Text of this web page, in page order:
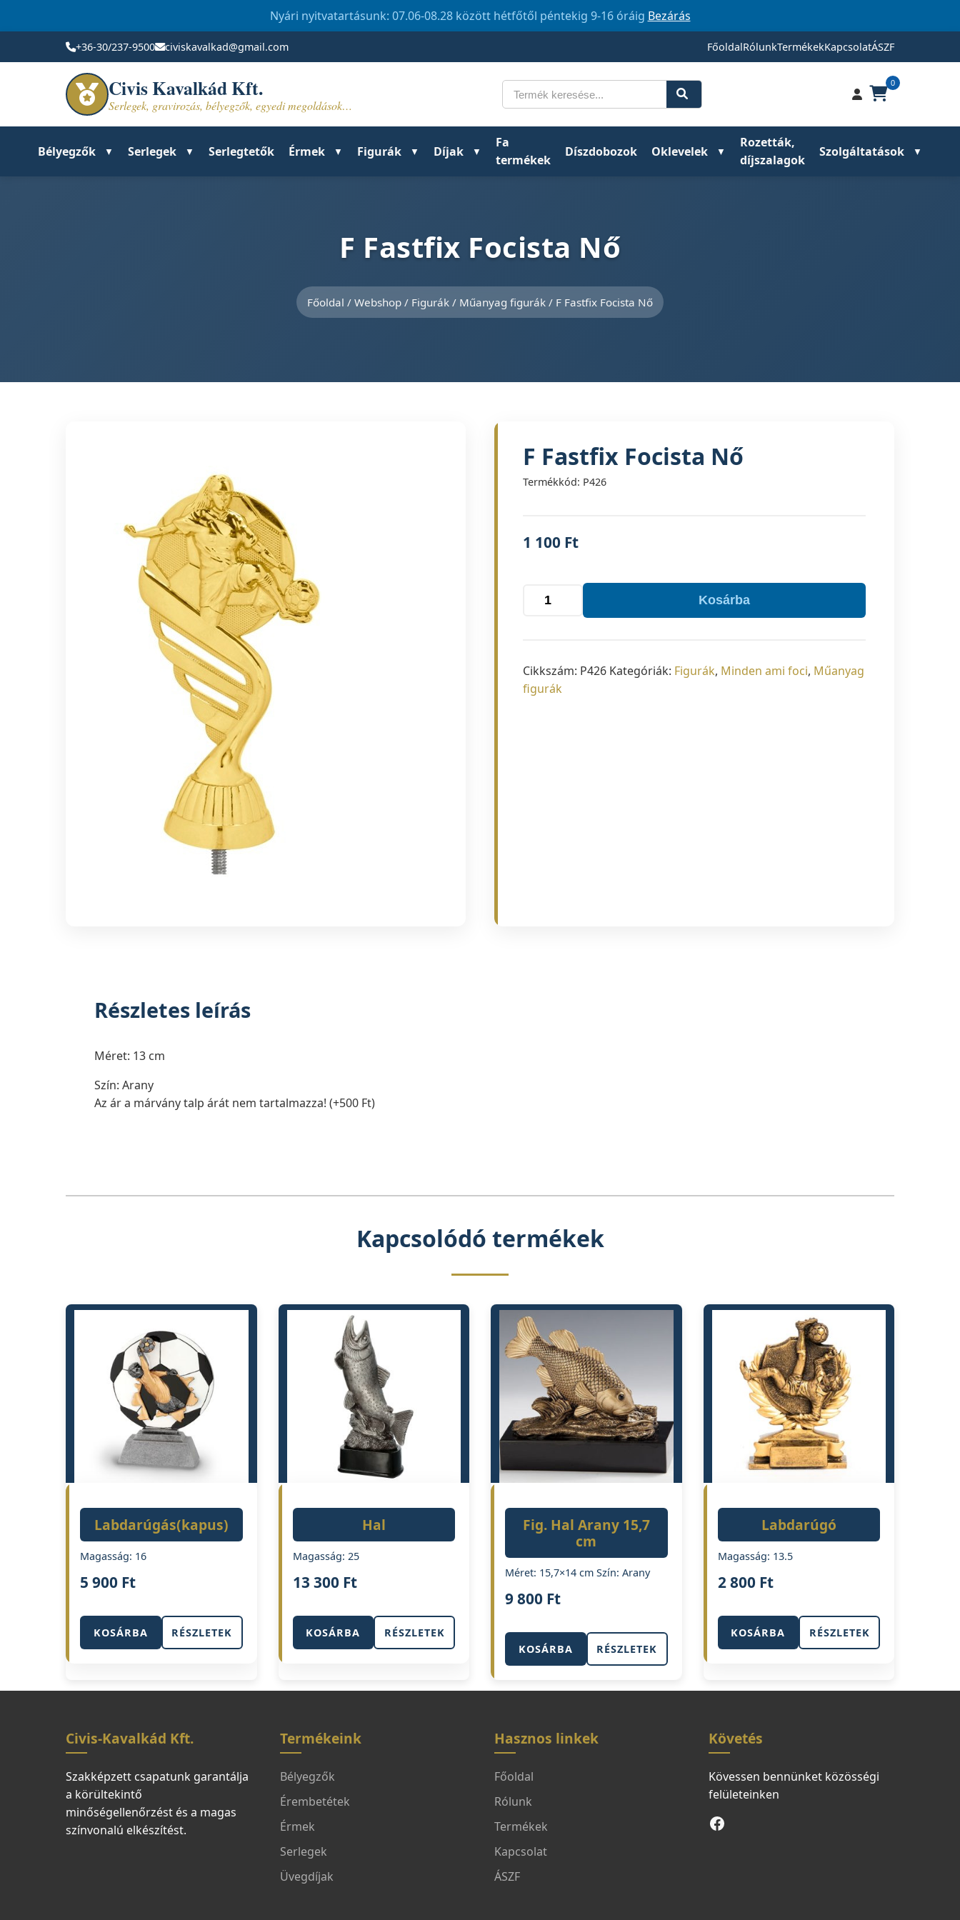
Nyári nyitvatartásunk: 07.06-08.28 között hétfőtől péntekig 9-16 óráig Bezárás
+36-30/237-9500 civiskavalkad@gmail.com FőoldalRólunkTermékekKapcsolatÁSZF
Civis Kavalkád Kft.
Serlegek, gravirozás, bélyegzők, egyedi megoldások…
Keresés 0
Bélyegzők Serlegek Serlegtetők Érmek Figurák Díjak
Fa
termékek
Díszdobozok Oklevelek
Rozetták,
díjszalagok
Szolgáltatások
F Fastfix Focista Nő
Főoldal / Webshop / Figurák / Műanyag figurák / F Fastfix Focista Nő
F Fastfix Focista Nő
Termékkód: P426
1 100 Ft
mennyiség
Kosárba
Cikkszám: P426 Kategóriák: Figurák, Minden ami foci, Műanyag
figurák
Részletes leírás
Méret: 13 cm
Szín: Arany
Az ár a márvány talp árát nem tartalmazza! (+500 Ft)
Kapcsolódó termékek
Labdarúgás(kapus)
Magasság: 16
5 900 Ft
KOSÁRBA RÉSZLETEK
Hal
Magasság: 25
13 300 Ft
KOSÁRBA RÉSZLETEK
Fig. Hal Arany 15,7
cm
Méret: 15,7×14 cm Szín: Arany
9 800 Ft
KOSÁRBA RÉSZLETEK
Labdarúgó
Magasság: 13.5
2 800 Ft
KOSÁRBA RÉSZLETEK
Civis-Kavalkád Kft.
Szakképzett csapatunk garantálja
a körültekintő
minőségellenőrzést és a magas
színvonalú elkészítést.
Termékeink
Bélyegzők
Érembetétek
Érmek
Serlegek
Üvegdíjak
Hasznos linkek
Főoldal
Rólunk
Termékek
Kapcsolat
ÁSZF
Követés
Kövessen bennünket közösségi
felületeinken